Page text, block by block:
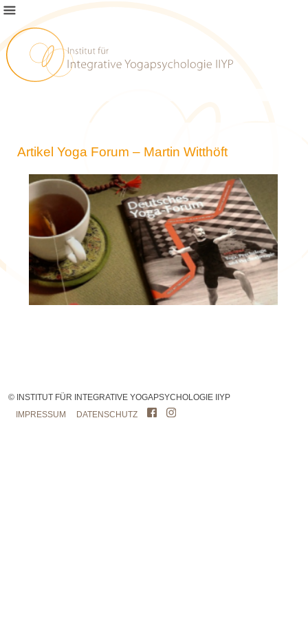
Artikel Yoga Forum – Martin Witthöft
© INSTITUT FÜR INTEGRATIVE YOGAPSYCHOLOGIE IIYP
IMPRESSUM DATENSCHUTZ